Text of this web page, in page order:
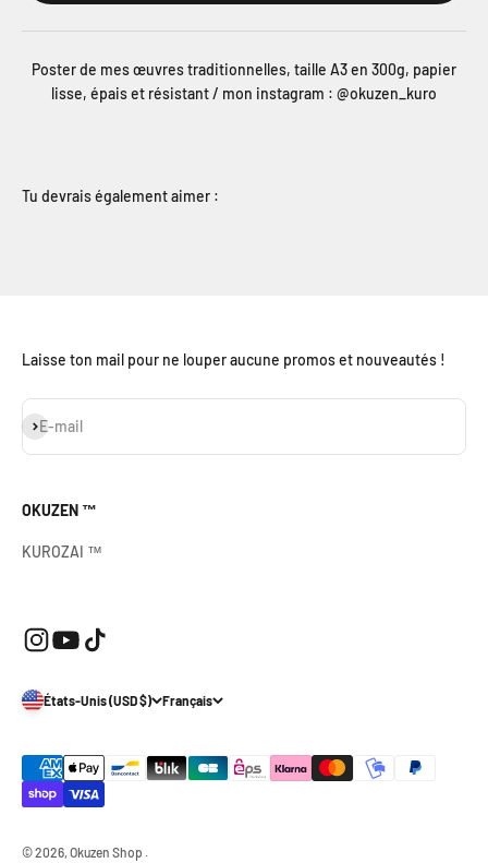
Poster de mes œuvres traditionnelles, taille A3 en 300g, papier
lisse, épais et résistant / mon instagram : @okuzen_kuro
Tu devrais également aimer :
Laisse ton mail pour ne louper aucune promos et nouveautés !
E-mail
S'inscrire
OKUZEN ™
KUROZAI ™
États-Unis (USD $) Français
© 2026, Okuzen Shop .